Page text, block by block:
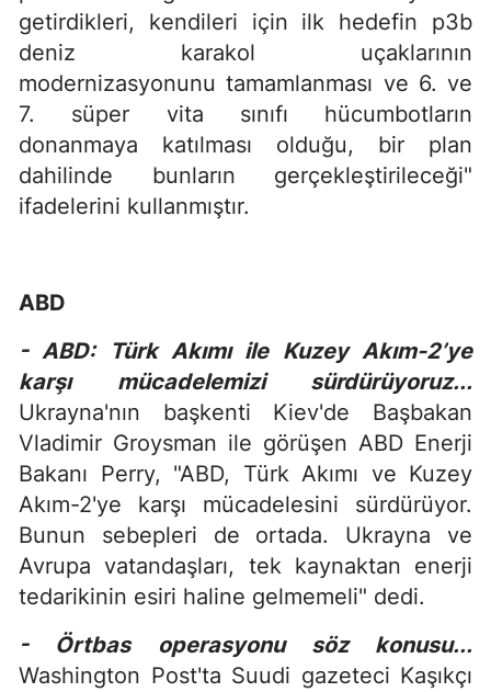
getirdikleri, kendileri için ilk hedefin p3b
deniz karakol uçaklarının
modernizasyonunu tamamlanması ve 6. ve
7. süper vita sınıfı hücumbotların
donanmaya katılması olduğu, bir plan
dahilinde bunların gerçekleştirileceği"
ifadelerini kullanmıştır.
ABD
- ABD: Türk Akımı ile Kuzey Akım-2’ye
karşı mücadelemizi sürdürüyoruz...
Ukrayna'nın başkenti Kiev'de Başbakan
Vladimir Groysman ile görüşen ABD Enerji
Bakanı Perry, "ABD, Türk Akımı ve Kuzey
Akım-2'ye karşı mücadelesini sürdürüyor.
Bunun sebepleri de ortada. Ukrayna ve
Avrupa vatandaşları, tek kaynaktan enerji
tedarikinin esiri haline gelmemeli" dedi.
- Örtbas operasyonu söz konusu...
Washington Post'ta Suudi gazeteci Kaşıkçı